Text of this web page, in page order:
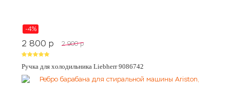
-4%
2 800 p 2 900 p
Ручка для холодильника Liebherr 9086742